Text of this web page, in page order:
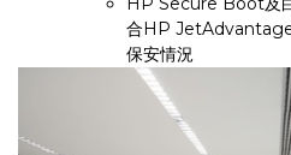
合HP
保安情況